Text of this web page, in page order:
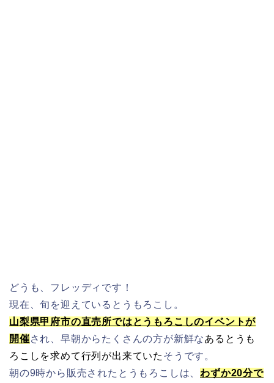
どうも、フレッディです！
現在、旬を迎えているとうもろこし。
山梨県甲府市の直売所ではとうもろこしのイベントが
開催され、早朝からたくさんの方が新鮮なあるとうも
ろこしを求めて行列が出来ていた そうです。
朝の9時から販売されたとうもろこしは、わずか20分で